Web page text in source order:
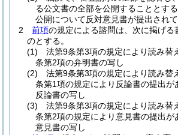
る公文書の全部を公開することとす
公開について反対意見書が提出され
2
前項の規定による諮問は、次に掲げる
のとする。
(1)
法第9条第3項の規定により読み替
条第2項の弁明書の写し
(2)
法第9条第3項の規定により読み替
条第1項の規定により反論書の提出が
反論書の写し
(3)
法第9条第3項の規定により読み替
条第2項の規定により意見書の提出が
意見書の写し